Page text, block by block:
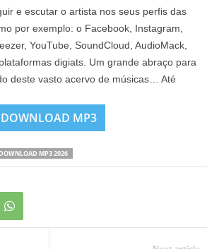
e escutar o artista nos seus perfis das
por exemplo: o Facebook, Instagram,
YouTube, SoundCloud, AudioMack,
digiats. Um grande abraço para
deste vasto acervo de músicas… Até
DOWNLOAD MP3
DOWNLOAD MP3 2026